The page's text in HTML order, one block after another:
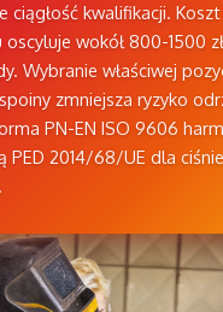
ciągłość kwalifikacji. Koszt
wokół 800-1500
Wybranie właściwej
zmniejsza ryzyko
PN-EN ISO 9606
PED 2014/68/UE dla